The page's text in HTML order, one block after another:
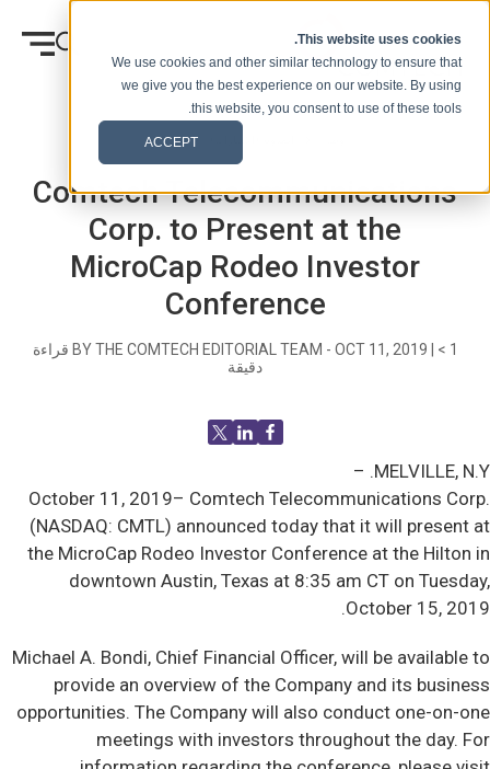
This website uses cookies.
We use cookies and other similar technology to ensure that
we give you the best experience on our website. By using
this website, you consent to use of these tools.
ACCEPT
الصحفيه
Comtech Telecommunications
Corp. to Present at the
MicroCap Rodeo Investor
Conference
BY THE COMTECH EDITORIAL TEAM - OCT 11, 2019 < 1
قراءة
دقيقة
MELVILLE, N.Y. –
October 11, 2019– Comtech Telecommunications Corp.
(NASDAQ: CMTL) announced today that it will present at
the MicroCap Rodeo Investor Conference at the Hilton in
downtown Austin, Texas at 8:35 am CT on Tuesday,
October 15, 2019.
Michael A. Bondi, Chief Financial Officer, will be available to
provide an overview of the Company and its business
opportunities. The Company will also conduct one-on-one
meetings with investors throughout the day. For